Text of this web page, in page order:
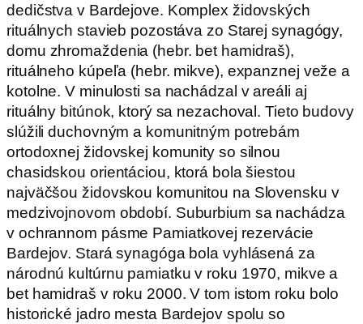
dedičstva v Bardejove. Komplex židovských
rituálnych stavieb pozostáva zo Starej synagógy,
domu zhromaždenia (hebr. bet hamidraš),
rituálneho kúpeľa (hebr. mikve), expanznej veže a
kotolne. V minulosti sa nachádzal v areáli aj
rituálny bitúnok, ktorý sa nezachoval. Tieto budovy
slúžili duchovným a komunitným potrebám
ortodoxnej židovskej komunity so silnou
chasidskou orientáciou, ktorá bola šiestou
najväčšou židovskou komunitou na Slovensku v
medzivojnovom období. Suburbium sa nachádza
v ochrannom pásme Pamiatkovej rezervácie
Bardejov. Stará synagóga bola vyhlásená za
národnú kultúrnu pamiatku v roku 1970, mikve a
bet hamidraš v roku 2000. V tom istom roku bolo
historické jadro mesta Bardejov spolu so